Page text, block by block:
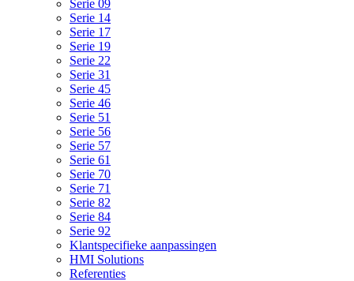
Serie 09
Serie 14
Serie 17
Serie 19
Serie 22
Serie 31
Serie 45
Serie 46
Serie 51
Serie 56
Serie 57
Serie 61
Serie 70
Serie 71
Serie 82
Serie 84
Serie 92
Klantspecifieke aanpassingen
HMI Solutions
Referenties